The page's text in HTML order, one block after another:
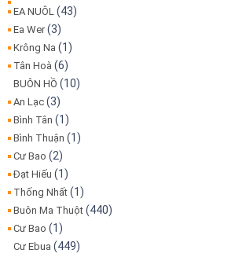
EA NUÔL (43)
Ea Wer(3)
Krông Na (1)
Tân Hoà (6)
BUÔN HỒ (10)
An Lạc (3)
Bình Tân (1)
Bình Thuận (1)
Cư Bao (2)
Đạt Hiếu (1)
Thống Nhất (1)
Buôn Ma Thuột (440)
Cư Bao (1)
Cư Ebua (449)